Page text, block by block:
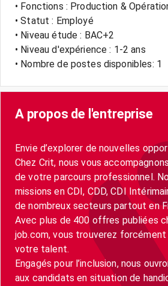
• Fonctions : Production &
• Statut : Employé
• Niveau étude : BAC+2
• Niveau d'expérience : 1-2 ans
• Nombre de postes disponibles: 1
A propos de l'entreprise
Envie d’explorer de nouvelles
Chez Crit, nous vous
de votre parcours professionnel.
missions en CDI, CDD, CDI
de nombreux secteurs partout en
Avec plus de 400 offres publiées
job.com, vous trouverez
votre talent.
Engagés pour l’inclusion, nous
aux candidats en situation de